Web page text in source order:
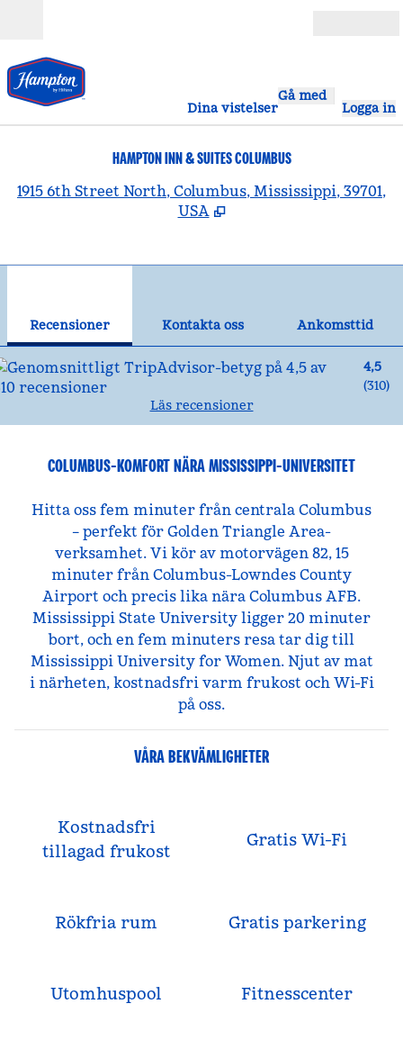
Dina vistelser
Gå med
Logga in
HAMPTON INN & SUITES COLUMBUS
1915 6th Street North, Columbus, Mississippi, 39701,
USA
Recensioner Kontakta oss
Ankomsttid
4,5
(310)
Läs recensioner
COLUMBUS-KOMFORT NÄRA MISSISSIPPI-UNIVERSITET
Hitta oss fem minuter från centrala Columbus
– perfekt för Golden Triangle Area-
verksamhet. Vi kör av motorvägen 82, 15
minuter från Columbus-Lowndes County
Airport och precis lika nära Columbus AFB.
Mississippi State University ligger 20 minuter
bort, och en fem minuters resa tar dig till
Mississippi University for Women. Njut av mat
i närheten, kostnadsfri varm frukost och Wi-Fi
på oss.
VÅRA BEKVÄMLIGHETER
Kostnadsfri
tillagad frukost
Gratis Wi-Fi
Rökfria rum Gratis parkering
Utomhuspool Fitnesscenter